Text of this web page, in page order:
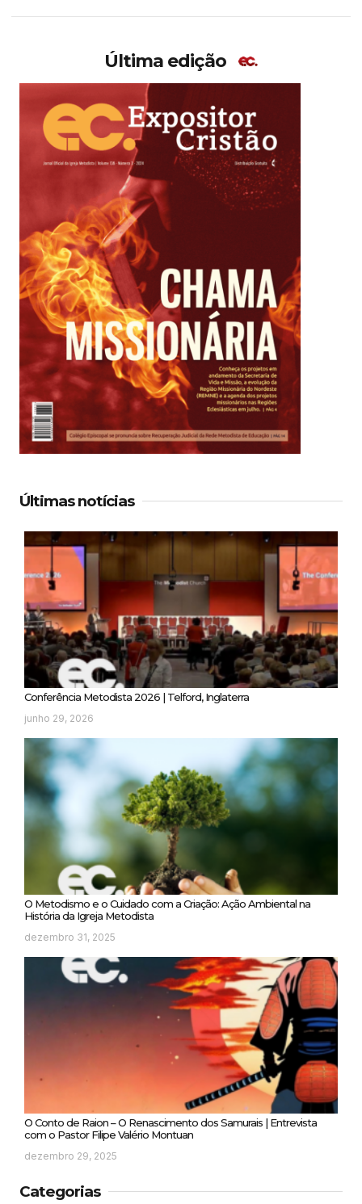
Última edição
Últimas notícias
Conferência Metodista 2026 | Telford, Inglaterra
junho 29, 2026
O Metodismo e o Cuidado com a Criação: Ação Ambiental na
História da Igreja Metodista
dezembro 31, 2025
O Conto de Raion – O Renascimento dos Samurais | Entrevista
com o Pastor Filipe Valério Montuan
dezembro 29, 2025
Categorias